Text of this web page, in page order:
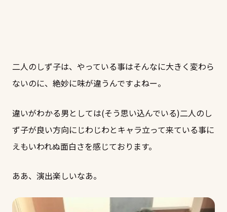
二人のしず子は、やっている事はそんなに大きく変わら
ないのに、絶妙に味が違うんですよねー。
違いがわかる男としては(そう思い込んでいる)二人のし
ず子が良い方向にじわじわとキャラ立って来ている事に
えもいわれぬ面白さを感じております。
ああ、演出楽しいなあ。